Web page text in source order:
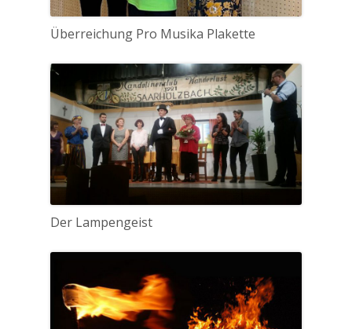
Überreichung Pro Musika Plakette
Der Lampengeist